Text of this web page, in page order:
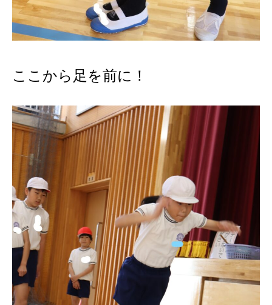
ここから足を前に！